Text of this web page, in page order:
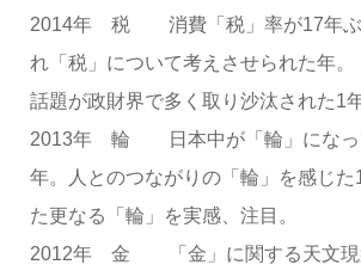
2014年 税 消費「税」率が17年ぶ
れ「税」について考えさせられた年。
話題が政財界で多く取り沙汰された1年
2013年 輪 日本中が「輪」になっ
年。人とのつながりの「輪」を感じた
た更なる「輪」を実感、注目。
2012年 金 「金」に関する天文現